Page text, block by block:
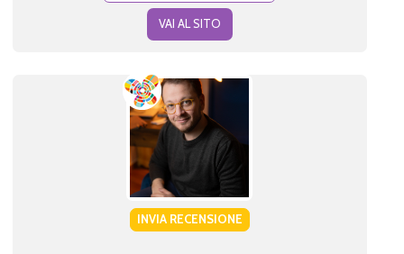
VAI AL SITO
INVIA RECENSIONE